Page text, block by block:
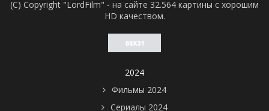
(C) Copyright "LordFilm" - на сайте 32.564 картины с хорошим
HD качеством.
2024
Фильмы 2024
Сериалы 2024